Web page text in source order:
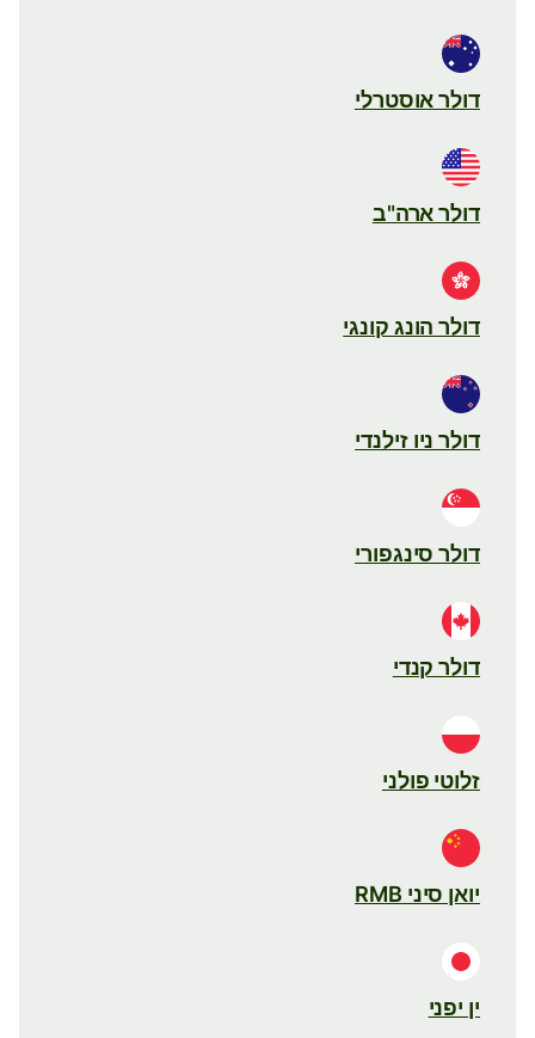
דולר אוסטרלי
דולר ארה"ב
דולר הונג קונגי
דולר ניו זילנדי
דולר סינגפורי
דולר קנדי
זלוטי פולני
יואן סיני RMB
ין יפני